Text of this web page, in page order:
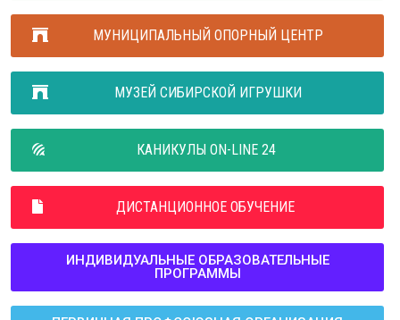
МУНИЦИПАЛЬНЫЙ ОПОРНЫЙ ЦЕНТР
МУЗЕЙ СИБИРСКОЙ ИГРУШКИ
КАНИКУЛЫ ON-LINE 24
ДИСТАНЦИОННОЕ ОБУЧЕНИЕ
ИНДИВИДУАЛЬНЫЕ ОБРАЗОВАТЕЛЬНЫЕ
ПРОГРАММЫ